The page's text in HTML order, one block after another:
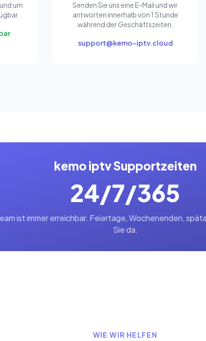
um
Senden Sie uns eine E-Mail und wir
antworten innerhalb von 1 Stunde
während der Geschäftszeiten.
support@kemo-iptv.cloud
kemo iptv Supportzeiten
24/7/365
ist immer erreichbar. Feiertage, Wochenenden,
Sie da.
WIE WIR HELFEN